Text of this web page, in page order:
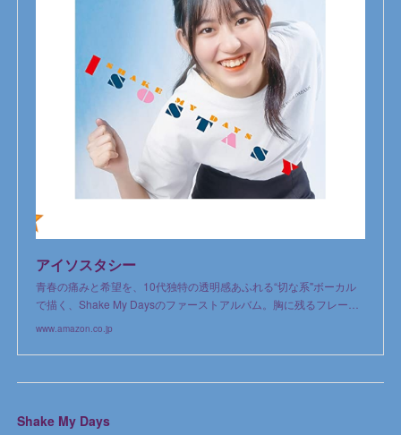
アイソスタシー
青春の痛みと希望を、10代独特の透明感あふれる“切な系"ボーカル
で描く、Shake My Daysのファーストアルバム。胸に残るフレー…
www.amazon.co.jp
Shake My Days